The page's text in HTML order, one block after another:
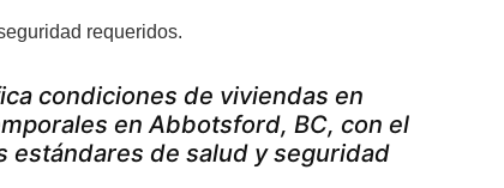
requeridos.
condiciones de viviendas en
en Abbotsford, BC, con el
estándares de salud y seguridad